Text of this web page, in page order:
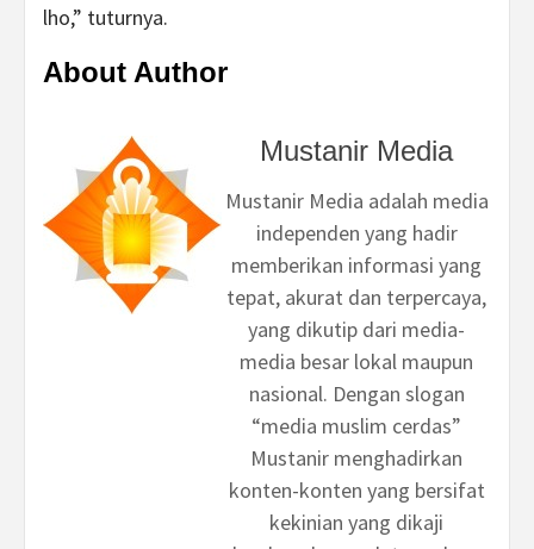
lho,” tuturnya.
About Author
Mustanir Media
Mustanir Media adalah media
independen yang hadir
memberikan informasi yang
tepat, akurat dan terpercaya,
yang dikutip dari media-
media besar lokal maupun
nasional. Dengan slogan
“media muslim cerdas”
Mustanir menghadirkan
konten-konten yang bersifat
kekinian yang dikaji